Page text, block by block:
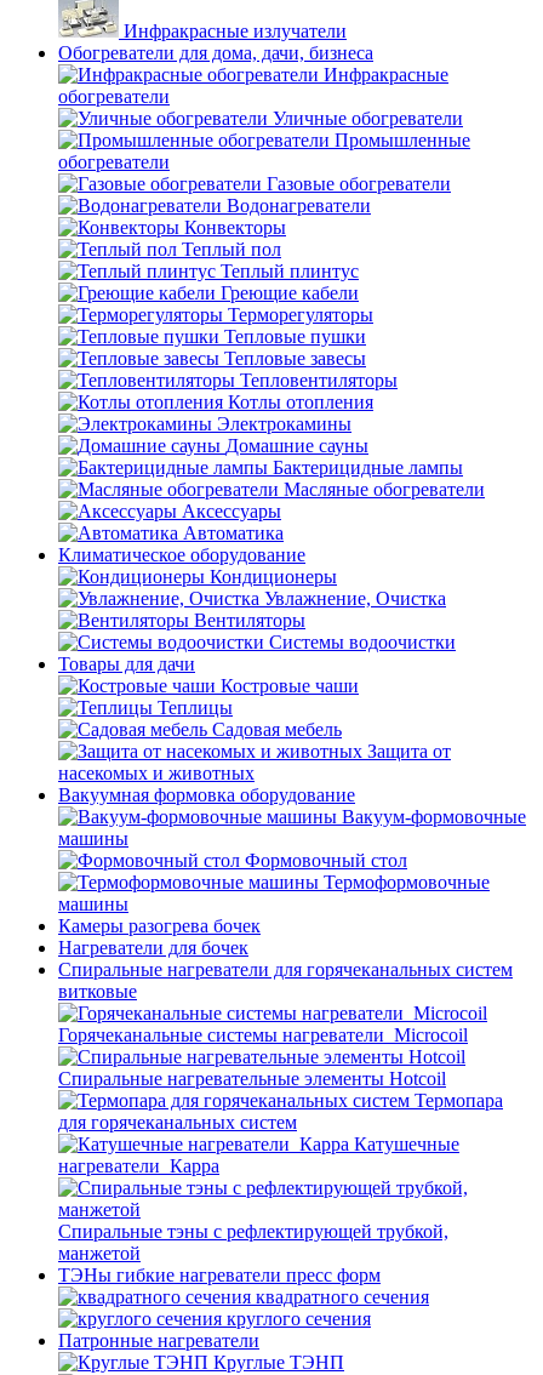
Инфракрасные излучатели
Обогреватели для дома, дачи, бизнеса
Инфракрасные
обогреватели
Уличные обогреватели
Промышленные
обогреватели
Газовые обогреватели
Водонагреватели
Конвекторы
Теплый пол
Теплый плинтус
Греющие кабели
Терморегуляторы
Тепловые пушки
Тепловые завесы
Тепловентиляторы
Котлы отопления
Электрокамины
Домашние сауны
Бактерицидные лампы
Масляные обогреватели
Аксессуары
Автоматика
Климатическое оборудование
Кондиционеры
Увлажнение, Очистка
Вентиляторы
Системы водоочистки
Товары для дачи
Костровые чаши
Теплицы
Садовая мебель
Защита от
насекомых и животных
Вакуумная формовка оборудование
Вакуум-формовочные
машины
Формовочный стол
Термоформовочные
машины
Камеры разогрева бочек
Нагреватели для бочек
Спиральные нагреватели для горячеканальных систем
витковые
Горячеканальные системы нагреватели_Microcoil
Спиральные нагревательные элементы Hotcoil
Термопара
для горячеканальных систем
Катушечные
нагреватели_Карра
Спиральные тэны с рефлектирующей трубкой,
манжетой
ТЭНы гибкие нагреватели пресс форм
квадратного сечения
круглого сечения
Патронные нагреватели
Круглые ТЭНП